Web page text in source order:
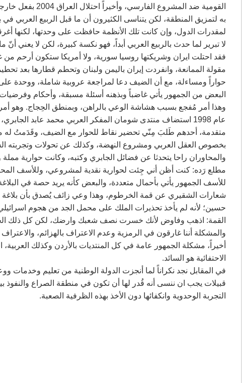
القومية ضد
به لتمزيق المنطقة، لكن يتناسى الكثيرون أن ما قبل الربيع العربي
لمقدرات الدول، وإن كانت تلك الأنظمة حافظت على وحدتها، لكنها
لا تبرير لما حدث بالربيع العربي أبداً، فهو نكسة كبيرة، لكن لا
فقد احتلت ايران وشريكتها روسيا سورية، ولا أمريكا ستكون أرحم
مقولة الممانعة، وانفردت إيران باليمن ولبنان وتحطم قطارها بعد
حواراً ومساءلة، مع أن الضيف دعا لمراجعة عروبية شاملة، ووحدة
البعض من الجمهور يأتي غاضباً وبذهنه أسئلة مسبقة، وأحكام
وهذا أمر مُفجع بسبب هشاشة الوعي بالراهن، وبمنطق الحِجاج. وهو
عام 1998 استضاف منتدى شومان المفكر العربي محمد عابد
متقدمة، أحدهم طَلبَ مِنّي تحضير نقاط للحوار مع الضيف، وقَدَمتُ له
بخصوص العقل العربي ومشروع النهضة، وكذلك عن تحولات وتجربته
والمحاوران راحا يتحدثا عن فضائل الجابري وكتبه، وكانت حوارية
مطلع رَده: كنت أظن أني جِئت لحوارية نقدية لمشروعي، وللأسف
للأسف الجمهور يأتي بأحمال متعددة، والبعض كأنه يريد حصة في
شعارات الشقيري عن قمة الخرطوم، وهذا وعي زائف يُصدق بأن بلاغة
حسين؛ لأنه لم يأخذ تحذيرات الملك على محمل الجد من هجوم
القمة: اذهب وفاوض لأنك خسرت نصف شعبك وارضك، لكن كل ذلك
والمشكلة أننا غارقون في الرمزية وعدم الاعتراف بالهزائم،
أخيراً، مشكلة الجمهور عامة في كل المنتديات بالأردن وكذلك العربية،
الاحتفائية هو السائد.
في المقابل نجد نكراناً لما أنجزت الدولة الوطنية من تعليم وخدمات
قبيلات يجب ان ننسى أنه قُدر لها أن تكون في منطقة الصراع والنفوذ
التجربة الوحدوية وانكفائها دون الأخذ بهذه الظرفية الصعبة.